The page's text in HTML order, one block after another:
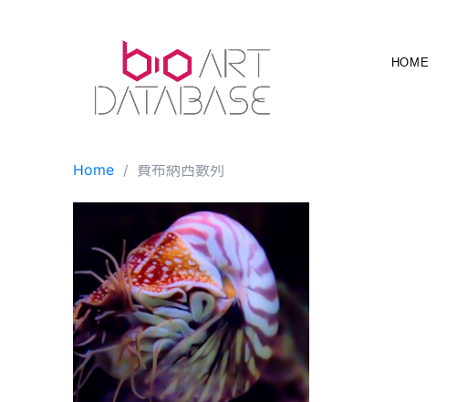
HOME
Home 費布納西數列